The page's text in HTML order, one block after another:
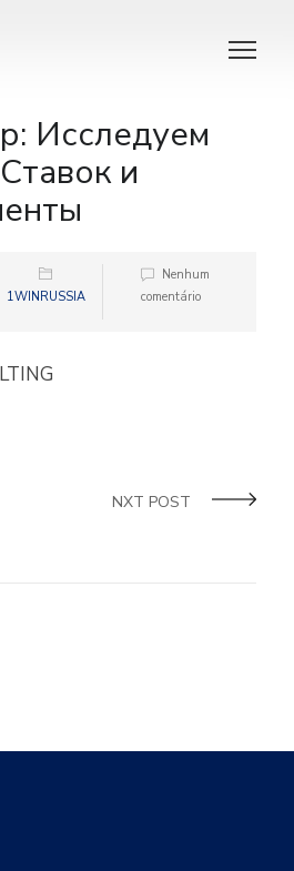
Исследуем
и
1WINRUSSIA
Nenhum
comentário
NXT POST